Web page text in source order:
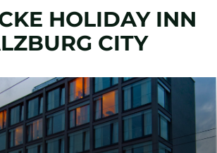
HOLIDAY INN
CITY